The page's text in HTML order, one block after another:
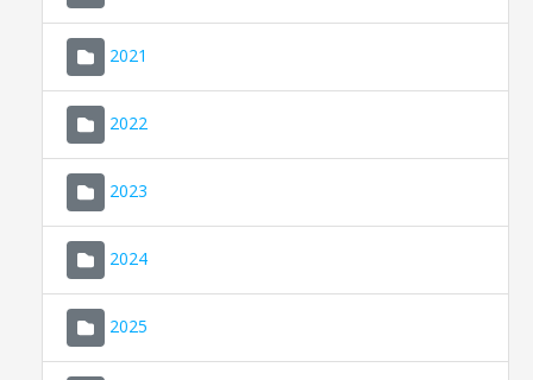
2021
2022
2023
2024
2025